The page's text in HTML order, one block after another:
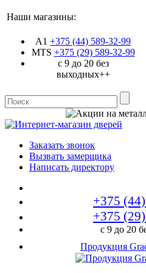
Наши магазины:
A1 +375 (44) 589-32-99
MTS +375 (29)589-32-99
с 9 до 20 без
выходных++
Заказать звонок
Вызвать замерщика
Написать директору
+375 (44)
+375 (29)
с 9 до 20
Продукция